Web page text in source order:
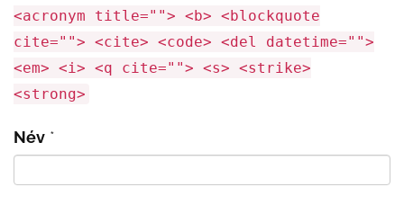
<acronym title=""> <b> <blockquote
cite=""> <cite> <code> <del datetime="">
<em> <i> <q cite=""> <s> <strike>
<strong>
Név *